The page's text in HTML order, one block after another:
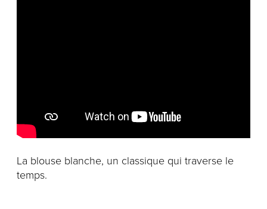
La blouse blanche, un classique qui traverse le
temps.